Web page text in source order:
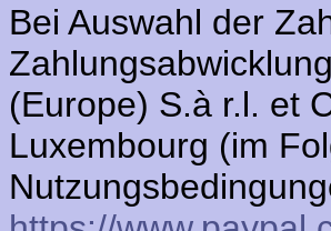
Bei Auswahl der
(Europe) S.à r.l. et
Luxembourg (im